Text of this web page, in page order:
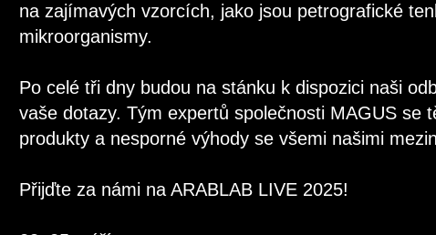
na zajímavých vzorcích, jako jsou petrografické
mikroorganismy.
Po celé tři dny budou na stánku k dispozici naši
vaše dotazy. Tým expertů společnosti MAGUS se
produkty a nesporné výhody se všemi našimi
Přijďte za námi na ARABLAB LIVE 2025!